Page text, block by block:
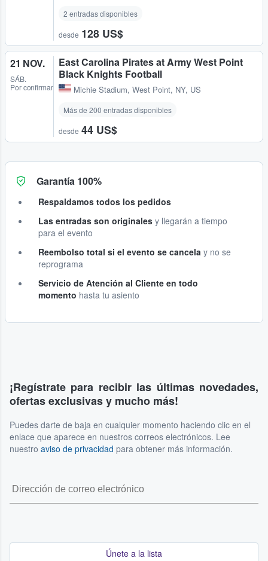
2 entradas disponibles
desde 128 US$
21 NOV.
SÁB.
Por confirmar
East Carolina Pirates at Army West Point
Black Knights Football
Michie Stadium, West Point, NY, US
Más de 200 entradas disponibles
desde 44 US$
Garantía 100%
Respaldamos todos los pedidos
Las entradas son originales y llegarán a tiempo
para el evento
Reembolso total si el evento se cancela y no se
reprograma
Servicio de Atención al Cliente en todo
momento hasta tu asiento
¡Regístrate para recibir las últimas novedades,
ofertas exclusivas y mucho más!
Puedes darte de baja en cualquier momento haciendo clic en el
enlace que aparece en nuestros correos electrónicos. Lee
nuestro aviso de privacidad para obtener más información.
Únete a la lista